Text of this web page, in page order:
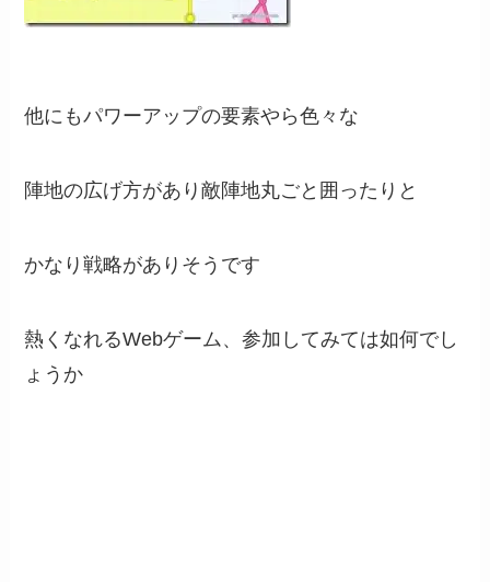
他にもパワーアップの要素やら色々な
陣地の広げ方があり敵陣地丸ごと囲ったりと
かなり戦略がありそうです
熱くなれるWebゲーム、参加してみては如何でし
ょうか